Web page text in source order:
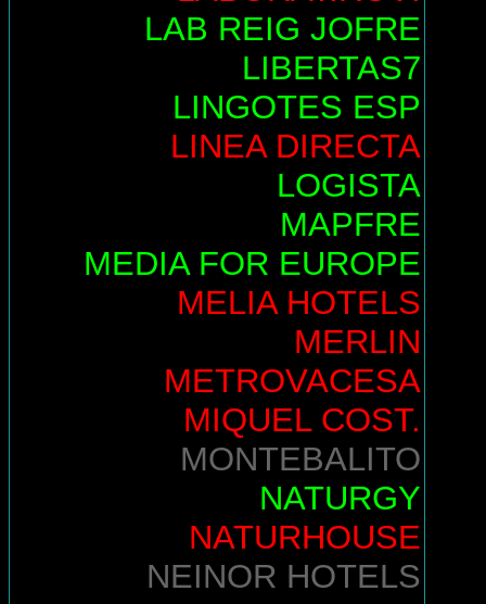
LAB REIG JOFRE
LIBERTAS7
LINGOTES ESP
LINEA DIRECTA
LOGISTA
MAPFRE
MEDIA FOR EUROPE
MELIA HOTELS
MERLIN
METROVACESA
MIQUEL COST.
MONTEBALITO
NATURGY
NATURHOUSE
NEINOR HOTELS